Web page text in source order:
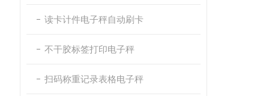
读卡计件电子秤自动刷卡
不干胶标签打印电子秤
扫码称重记录表格电子秤